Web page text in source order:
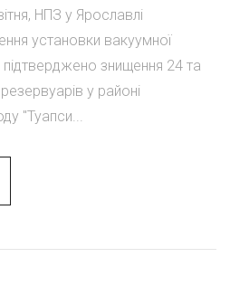
НПЗ у Ярославлі
установки вакуумної
знищення 24 та
у районі
"Туапси...